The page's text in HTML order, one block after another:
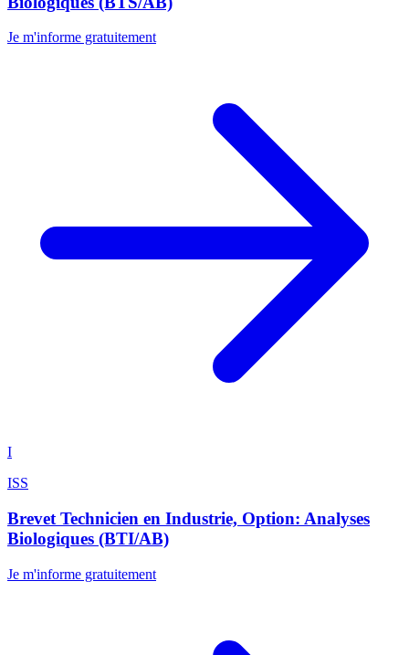
Je m'informe gratuitement
I
ISS
Brevet Technicien en Industrie, Option: Analyses
Biologiques (BTI/AB)
Je m'informe gratuitement